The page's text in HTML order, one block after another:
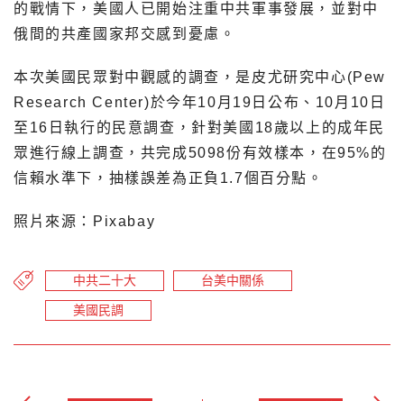
的戰情下，美國人已開始注重中共軍事發展，並對中
俄間的共產國家邦交感到憂慮。
本次美國民眾對中觀感的調查，是皮尤研究中心(Pew
Research Center)於今年10月19日公布、10月10日
至16日執行的民意調查，針對美國18歲以上的成年民
眾進行線上調查，共完成5098份有效樣本，在95%的
信賴水準下，抽樣誤差為正負1.7個百分點。
照片來源：Pixabay
中共二十大 台美中關係
美國民調